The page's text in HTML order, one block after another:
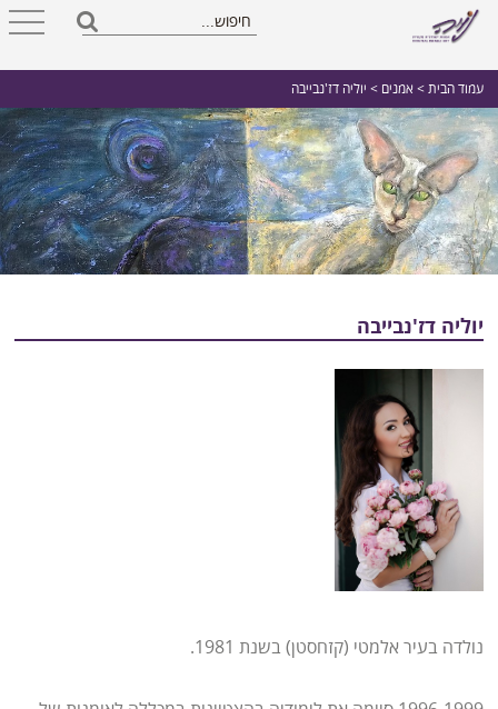
עמוד הבית > אמנים > יוליה דז'נבייבה
יוליה דז'נבייבה
נולדה בעיר אלמטי (קזחסטן) בשנת 1981.